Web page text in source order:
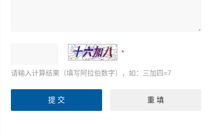
请输入计算结果（填写阿拉伯数字），如：三加四=7